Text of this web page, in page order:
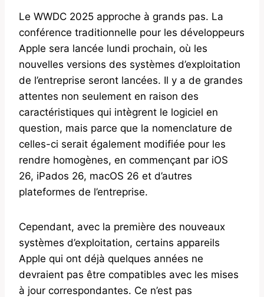
Le WWDC 2025 approche à grands pas. La
conférence traditionnelle pour les développeurs
Apple sera lancée lundi prochain, où les
nouvelles versions des systèmes d’exploitation
de l’entreprise seront lancées. Il y a de grandes
attentes non seulement en raison des
caractéristiques qui intègrent le logiciel en
question, mais parce que la nomenclature de
celles-ci serait également modifiée pour les
rendre homogènes, en commençant par iOS
26, iPados 26, macOS 26 et d’autres
plateformes de l’entreprise.
Cependant, avec la première des nouveaux
systèmes d’exploitation, certains appareils
Apple qui ont déjà quelques années ne
devraient pas être compatibles avec les mises
à jour correspondantes. Ce n’est pas